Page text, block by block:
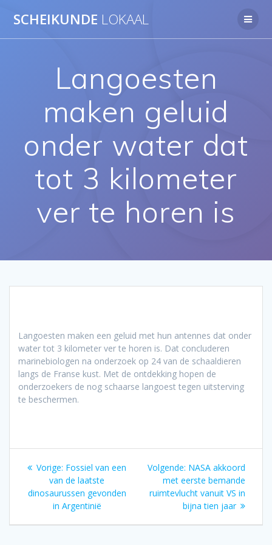
naar
SCHEIKUNDE LOKAAL
Langoesten
maken geluid
onder water dat
tot 3 kilometer
ver te horen is
Langoesten maken een geluid met hun antennes dat onder
water tot 3 kilometer ver te horen is. Dat concluderen
marinebiologen na onderzoek op 24 van de schaaldieren
langs de Franse kust. Met de ontdekking hopen de
onderzoekers de nog schaarse langoest tegen uitsterving
te beschermen.
Bericht
navigatie
Vorige: Vorig
bericht:
Fossiel van een
van de laatste
dinosaurussen gevonden
in Argentinië
Volgende: Volgend
bericht:
NASA akkoord
met eerste bemande
ruimtevlucht vanuit VS in
bijna tien jaar